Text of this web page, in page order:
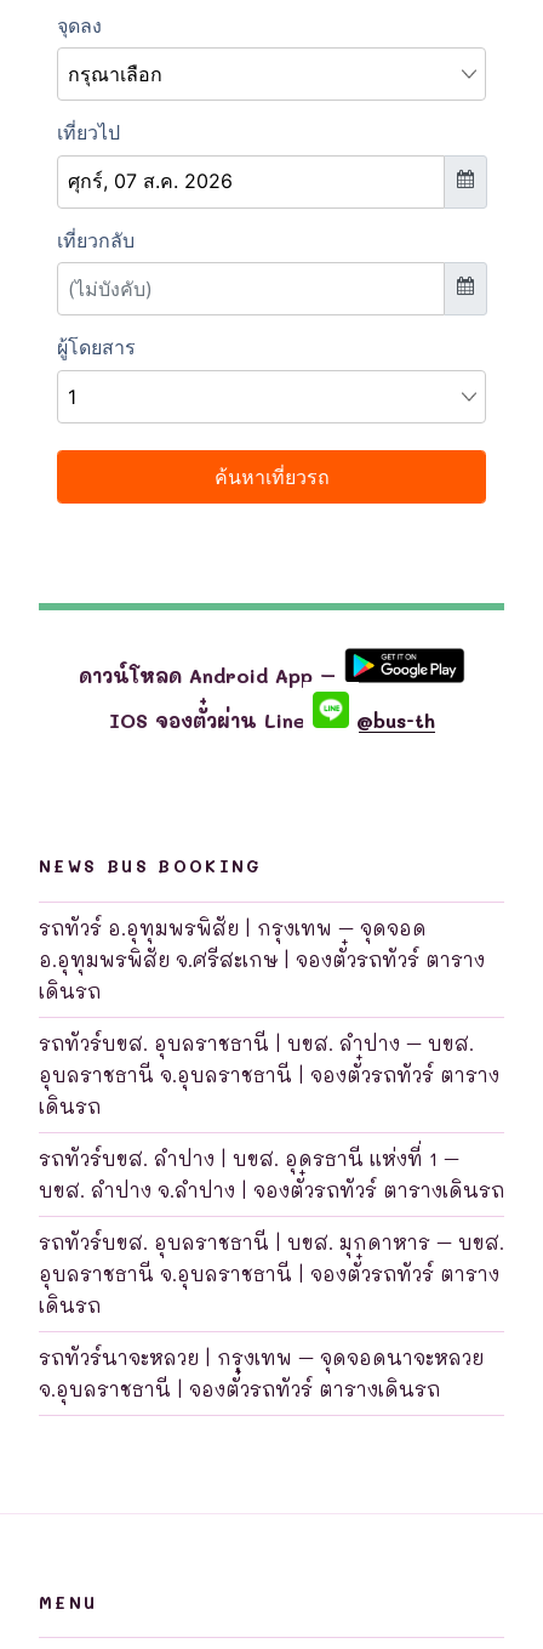
ดาวน์โหลด Android App –
IOS จองตั๋วผ่าน Line
@bus-th
NEWS BUS BOOKING
รถทัวร์ อ.อุทุมพรพิสัย | กรุงเทพ – จุดจอด
อ.อุทุมพรพิสัย จ.ศรีสะเกษ | จองตั๋วรถทัวร์ ตาราง
เดินรถ
รถทัวร์บขส. อุบลราชธานี | บขส. ลำปาง – บขส.
อุบลราชธานี จ.อุบลราชธานี | จองตั๋วรถทัวร์ ตาราง
เดินรถ
รถทัวร์บขส. ลำปาง | บขส. อุดรธานี แห่งที่ 1 –
บขส. ลำปาง จ.ลำปาง | จองตั๋วรถทัวร์ ตารางเดินรถ
รถทัวร์บขส. อุบลราชธานี | บขส. มุกดาหาร – บขส.
อุบลราชธานี จ.อุบลราชธานี | จองตั๋วรถทัวร์ ตาราง
เดินรถ
รถทัวร์นาจะหลวย | กรุงเทพ – จุดจอดนาจะหลวย
จ.อุบลราชธานี | จองตั๋วรถทัวร์ ตารางเดินรถ
MENU